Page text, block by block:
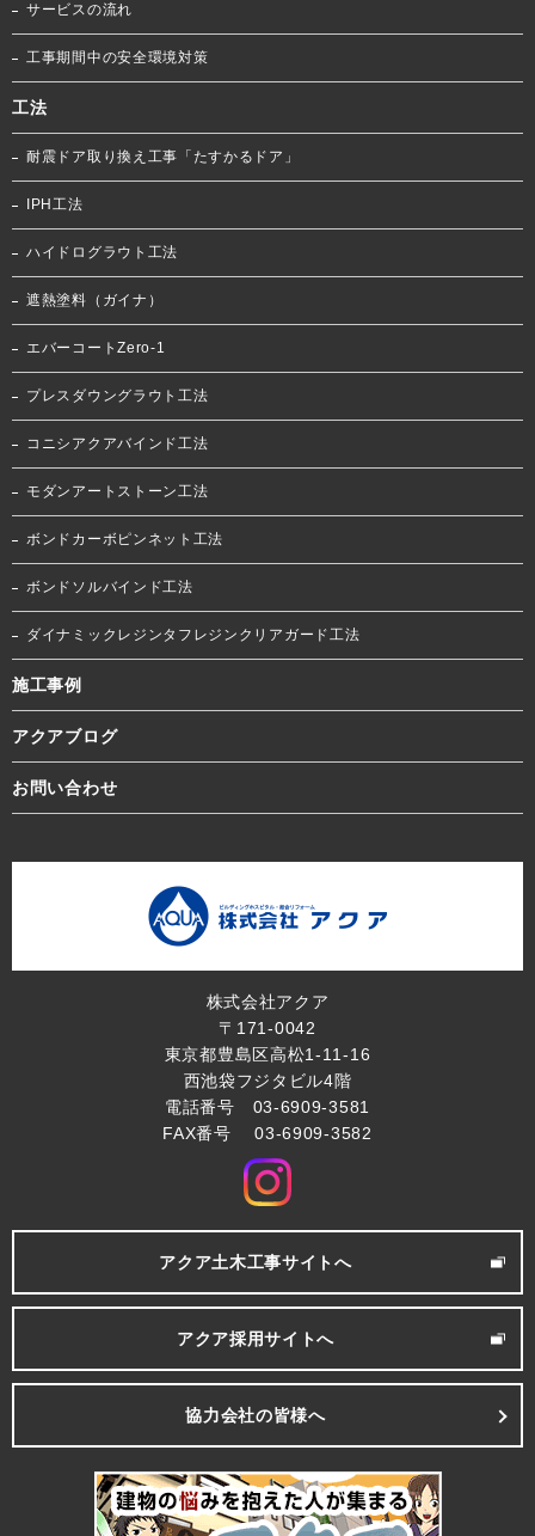
サービスの流れ
工事期間中の安全環境対策
工法
耐震ドア取り換え工事「たすかるドア」
IPH工法
ハイドログラウト工法
遮熱塗料（ガイナ）
エバーコートZero-1
プレスダウングラウト工法
コニシアクアバインド工法
モダンアートストーン工法
ボンドカーボピンネット工法
ボンドソルバインド工法
ダイナミックレジンタフレジンクリアガード工法
施工事例
アクアブログ
お問い合わせ
株式会社アクア
〒171-0042
東京都豊島区高松1-11-16
西池袋フジタビル4階
電話番号 03-6909-3581
FAX番号 03-6909-3582
アクア土木工事サイトへ
アクア採用サイトへ
協力会社の皆様へ